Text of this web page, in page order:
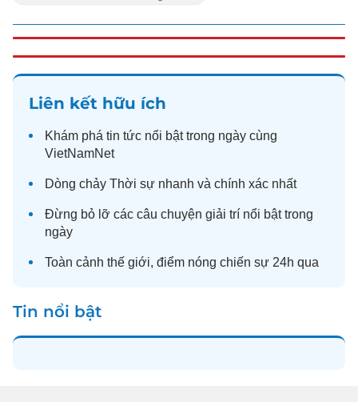
Liên kết hữu ích
Khám phá tin tức nổi bật trong ngày cùng
VietNamNet
Dòng chảy Thời sự nhanh và chính xác nhất
Đừng bỏ lỡ các câu chuyện giải trí nổi bật trong
ngày
Toàn cảnh thế giới, điểm nóng chiến sự 24h qua
Tin nổi bật